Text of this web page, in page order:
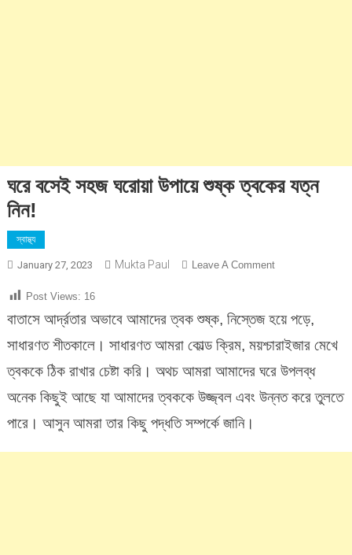
ঘরে বসেই সহজ ঘরোয়া উপায়ে শুষ্ক ত্বকের যত্ন
নিন!
স্বাস্থ্য
January 27, 2023 Mukta Paul Leave A CommentOn
সহজ
ঘরোয়া
উপায়ে
শুষ্ক
ত্বকের
যত্ন
Post Views: 16
বাতাসে আর্দ্রতার অভাবে আমাদের ত্বক শুষ্ক, নিস্তেজ হয়ে পড়ে,
সাধারণত শীতকালে। সাধারণত আমরা কোল্ড ক্রিম, ময়শ্চারাইজার মেখে
ত্বককে ঠিক রাখার চেষ্টা করি। অথচ আমরা আমাদের ঘরে উপলব্ধ
অনেক কিছুই আছে যা আমাদের ত্বককে উজ্জ্বল এবং উন্নত করে তুলতে
পারে। আসুন আমরা তার কিছু পদ্ধতি সম্পর্কে জানি।